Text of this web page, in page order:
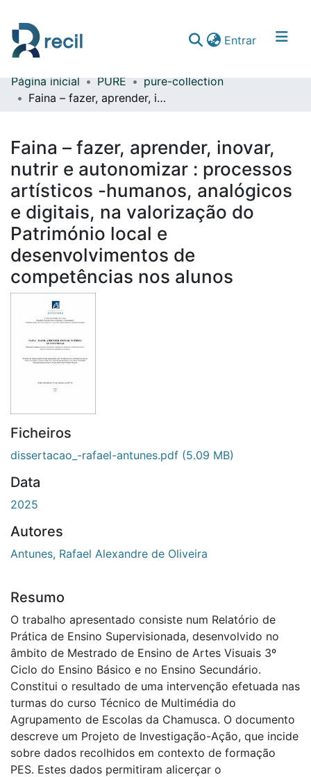
Entrar(current)
Comunidades & Coleções
Estatísticas
Página inicial PURE
pure-collection
Faina – fazer, aprender, inovar, nutrir e autonomizar : processos artísticos -humanos, analógicos e digitais, na valorização do Património local e desenvolvimentos de competências nos alunos
Faina – fazer, aprender, inovar,
nutrir e autonomizar : processos
artísticos -humanos, analógicos
e digitais, na valorização do
Património local e
desenvolvimentos de
competências nos alunos
Ficheiros
dissertacao_-rafael-antunes.pdf (5.09 MB)
Data
2025
Autores
Antunes, Rafael Alexandre de Oliveira
Resumo
O trabalho apresentado consiste num Relatório de
Prática de Ensino Supervisionada, desenvolvido no
âmbito de Mestrado de Ensino de Artes Visuais 3º
Ciclo do Ensino Básico e no Ensino Secundário.
Constitui o resultado de uma intervenção efetuada nas
turmas do curso Técnico de Multimédia do
Agrupamento de Escolas da Chamusca. O documento
descreve um Projeto de Investigação-Ação, que incide
sobre dados recolhidos em contexto de formação
PES. Estes dados permitiram alicerçar o